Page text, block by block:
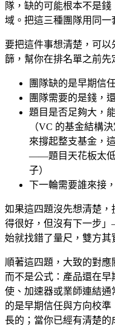
隊，缺的可能根本不是
域。把這三種團隊用同一
要把這件事想清楚，可
篩，幫你在排名單之前先
團隊缺的是早期信
團隊需要的是錢，
題目是否足夠大，
（VC 的基金結構
來撐起整支基金，
——題目天花板太低
子）
下一輪需要誰來接
如果這四題沒先想清楚
得很好，但沒有下一步
始就找錯了量尺，雙方其
順著這四題，大致的對
而不是公式：產品還在
使、加速器或業師連結
的是早期信任與方向校
長的；當你已經有清楚